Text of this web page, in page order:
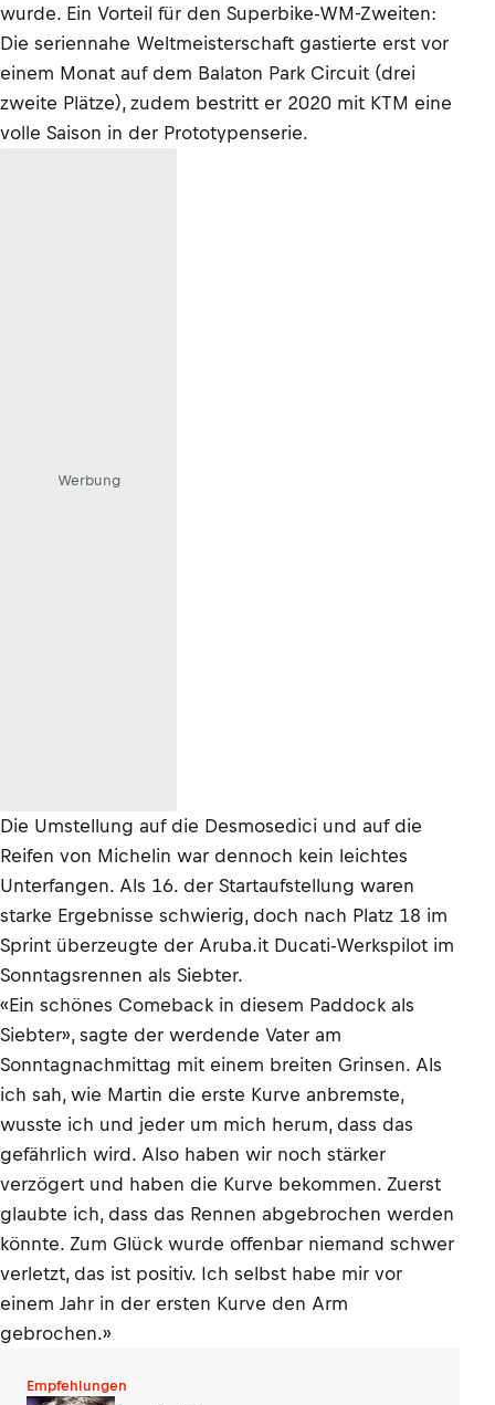
wurde. Ein Vorteil für den Superbike-WM-Zweiten:
Die seriennahe Weltmeisterschaft gastierte erst vor
einem Monat auf dem Balaton Park Circuit (drei
zweite Plätze), zudem bestritt er 2020 mit KTM eine
volle Saison in der Prototypenserie.
Werbung
Die Umstellung auf die Desmosedici und auf die
Reifen von Michelin war dennoch kein leichtes
Unterfangen. Als 16. der Startaufstellung waren
starke Ergebnisse schwierig, doch nach Platz 18 im
Sprint überzeugte der Aruba.it Ducati-Werkspilot im
Sonntagsrennen als Siebter.
«Ein schönes Comeback in diesem Paddock als
Siebter», sagte der werdende Vater am
Sonntagnachmittag mit einem breiten Grinsen. Als
ich sah, wie Martin die erste Kurve anbremste,
wusste ich und jeder um mich herum, dass das
gefährlich wird. Also haben wir noch stärker
verzögert und haben die Kurve bekommen. Zuerst
glaubte ich, dass das Rennen abgebrochen werden
könnte. Zum Glück wurde offenbar niemand schwer
verletzt, das ist positiv. Ich selbst habe mir vor
einem Jahr in der ersten Kurve den Arm
gebrochen.»
Empfehlungen